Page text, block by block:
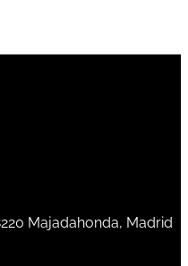
Majadahonda, Madrid